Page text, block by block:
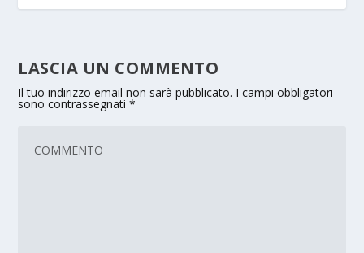
LASCIA UN COMMENTO
Il tuo indirizzo email non sarà pubblicato. I campi obbligatori
sono contrassegnati*